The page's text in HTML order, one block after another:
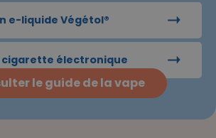
e-liquide Végétol®
cigarette électronique
le guide de la vape